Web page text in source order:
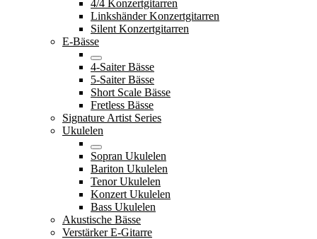
4/4 Konzertgitarren
Linkshänder Konzertgitarren
Silent Konzertgitarren
E-Bässe
4-Saiter Bässe
5-Saiter Bässe
Short Scale Bässe
Fretless Bässe
Signature Artist Series
Ukulelen
Sopran Ukulelen
Bariton Ukulelen
Tenor Ukulelen
Konzert Ukulelen
Bass Ukulelen
Akustische Bässe
Verstärker E-Gitarre